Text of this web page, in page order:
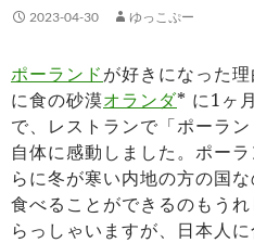
2023-04-30 ゆっこぷー
ポーランドが好きになった
に食の砂漠オランダ* に1ヶ
で、レストランで「ポーラ
自体に感動しました。ポー
らに冬が寒い内地の方の国
食べることができるのもう
らっしゃいますが、日本人